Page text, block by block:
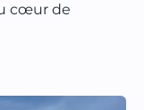
cœur de